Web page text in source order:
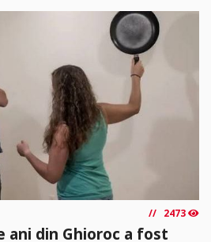
2473
ani din Ghioroc a fost